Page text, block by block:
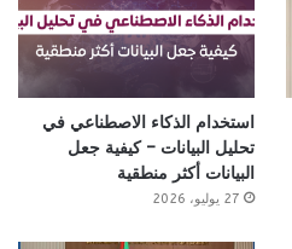
استخدام الذكاء الاصطناعي في
تحليل البيانات – كيفية جعل
البيانات أكثر منطقية
27 يوليو، 2026